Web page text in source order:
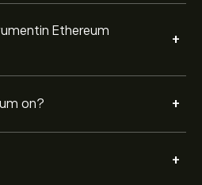
Ethereum
+
on? +
+